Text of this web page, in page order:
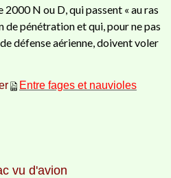
2000 N ou D, qui passent « au ras
de pénétration et qui, pour ne pas
défense aérienne, doivent voler
Entre fages et nauvioles
vu d'avion